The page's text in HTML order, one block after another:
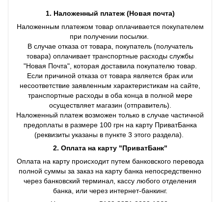
1. Наложенный платеж (Новая почта)
Наложенным платежом товар оплачивается покупателем
при получении посылки.
В случае отказа от товара, покупатель (получатель
товара) оплачивает транспортные расходы службы
"Новая Почта", которая доставила покупателю товар.
Если причиной отказа от товара является брак или
несоответствие заявленным характеристикам на сайте,
транспортные расходы в оба конца в полной мере
осуществляет магазин (отправитель).
Наложенный платеж возможен только в случае частичной
предоплаты в размере 100 грн на карту ПриватБанка
(реквизиты указаны в пункте 3 этого раздела).
2. Оплата на карту "ПриватБанк"
Оплата на карту происходит путем банковского перевода
полной суммы за заказ на карту банка непосредственно
через банковский терминал, кассу любого отделения
банка, или через интернет-банкинг.